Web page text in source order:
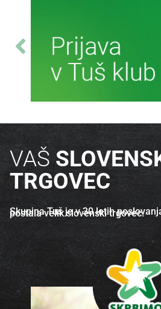
VAŠ
TRGOVEC
Skupina Tuš je v 30 letih
postala velik slovenski trgovec.